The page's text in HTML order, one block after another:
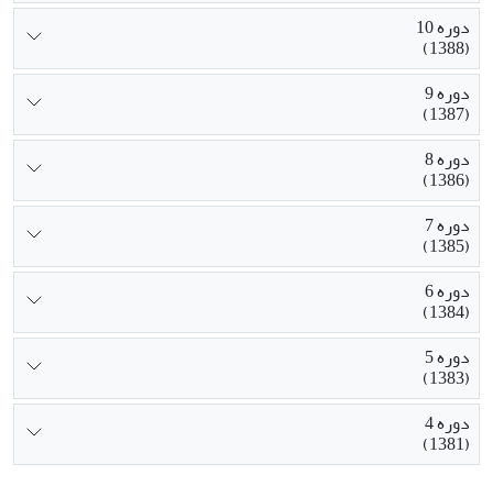
دوره 10
(1388)
دوره 9
(1387)
دوره 8
(1386)
دوره 7
(1385)
دوره 6
(1384)
دوره 5
(1383)
دوره 4
(1381)